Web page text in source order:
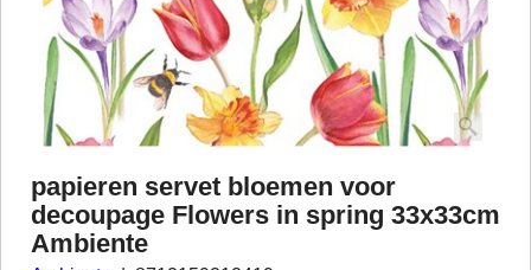
papieren servet bloemen voor
decoupage Flowers in spring 33x33cm
Ambiente